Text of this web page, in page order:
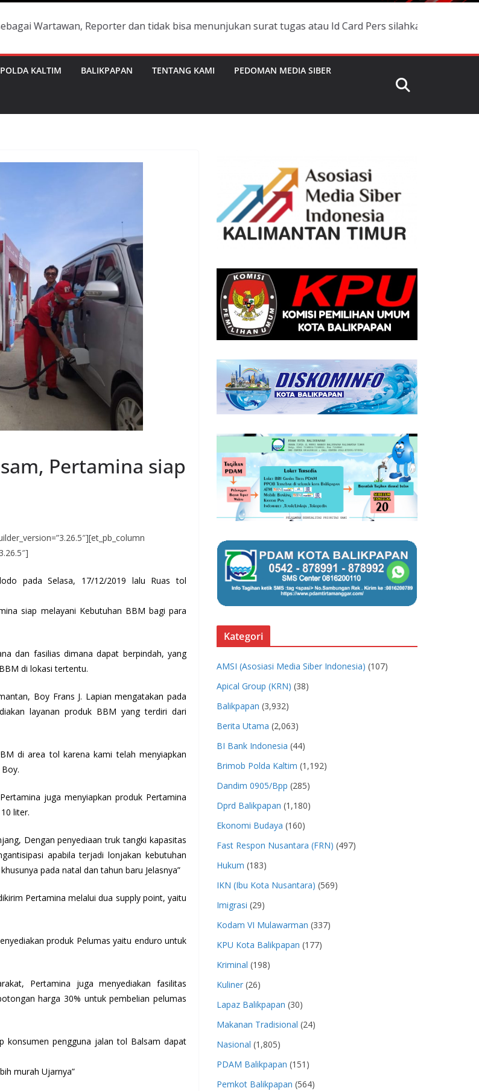
Reporter dan tidak bisa menunjukan surat tugas atau Id Card Pers silahkan menghubungi
POLDA KALTIM BALIKPAPAN TENTANG KAMI PEDOMAN MEDIA SIBER
Pertamina siap
pada Selasa, 17/12/2019 lalu Ruas tol
siap melayani Kebutuhan BBM bagi para
dan fasilias dimana dapat berpindah, yang
di lokasi tertentu.
Boy Frans J. Lapian mengatakan pada
layanan produk BBM yang terdiri dari
di area tol karena kami telah menyiapkan
juga menyiapkan produk Pertamina
liter.
Dengan penyediaan truk tangki kapasitas
apabila terjadi lonjakan kebutuhan
pada natal dan tahun baru Jelasnya”
Pertamina melalui dua supply point, yaitu
produk Pelumas yaitu enduro untuk
Pertamina juga menyediakan fasilitas
harga 30% untuk pembelian pelumas
konsumen pengguna jalan tol Balsam dapat
murah Ujarnya”
Kategori
AMSI (Asosiasi Media Siber Indonesia) (107)
Apical Group (KRN) (38)
Balikpapan (3,932)
Berita Utama (2,063)
BI Bank Indonesia (44)
Brimob Polda Kaltim (1,192)
Dandim 0905/Bpp (285)
Dprd Balikpapan (1,180)
Ekonomi Budaya (160)
Fast Respon Nusantara (FRN) (497)
Hukum (183)
IKN (Ibu Kota Nusantara) (569)
Imigrasi (29)
Kodam VI Mulawarman (337)
KPU Kota Balikpapan (177)
Kriminal (198)
Kuliner (26)
Lapaz Balikpapan (30)
Makanan Tradisional (24)
Nasional (1,805)
PDAM Balikpapan (151)
Pemkot Balikpapan (564)